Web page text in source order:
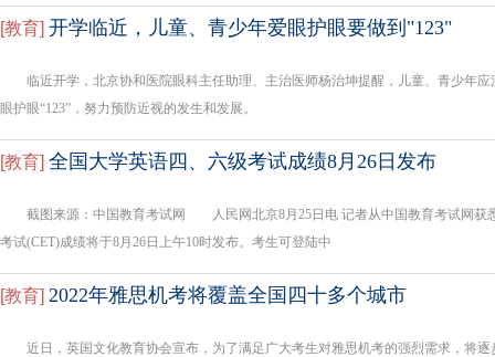
[教育] 开学临近，儿童、青少年爱眼护眼要做到"123"
临近开学，北京协和医院眼科主任助理、主治医师杨治坤提醒，儿童、青少年应
眼护眼“123”，努力预防近视的发生和发展。
[教育] 全国大学英语四、六级考试成绩8月26日发布
截图来源：中国教育考试网 人民网北京8月25日电 记者从中国教育考试网获悉
考试(CET)成绩将于8月26日上午10时发布。考生可登陆中
[教育] 2022年雅思机考将覆盖全国四十多个城市
近日，英国文化教育协会宣布，为了满足广大考生对雅思机考的强烈需求，将逐